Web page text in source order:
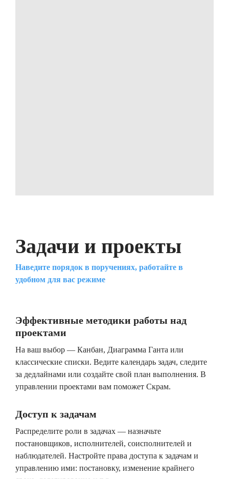
Задачи и проекты
Наведите порядок в поручениях, работайте в
удобном для вас режиме
Эффективные методики работы над
проектами
На ваш выбор — Канбан, Диаграмма Ганта или
классические списки. Ведите календарь задач, следите
за дедлайнами или создайте свой план выполнения. В
управлении проектами вам поможет Скрам.
Доступ к задачам
Распределите роли в задачах — назначьте
постановщиков, исполнителей, соисполнителей и
наблюдателей. Настройте права доступа к задачам и
управлению ими: постановку, изменение крайнего